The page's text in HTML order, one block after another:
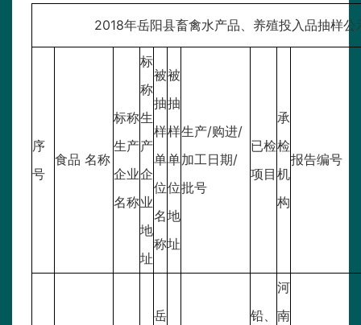
2018年岳阳县畜禽水产品、养殖投入品抽样公
序
号
食品 名称
标称
生产
企业
名称
标
称
生
产
企
业
地
址
被
抽
样
单
位
名
称
被
抽
样
单
位
地
址
生产/购进/
加工日期/
批号
已检
项目
承
检
机
构
报告编号
岳
铅、
河
南